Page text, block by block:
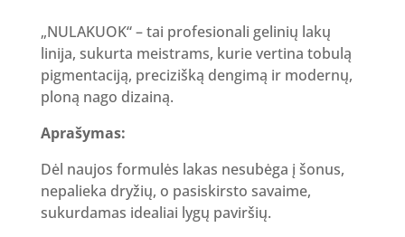
„NULAKUOK“ – tai profesionali gelinių lakų
linija, sukurta meistrams, kurie vertina tobulą
pigmentaciją, precizišką dengimą ir modernų,
ploną nago dizainą.
Aprašymas:
Dėl naujos formulės lakas nesubėga į šonus,
nepalieka dryžių, o pasiskirsto savaime,
sukurdamas idealiai lygų paviršių.